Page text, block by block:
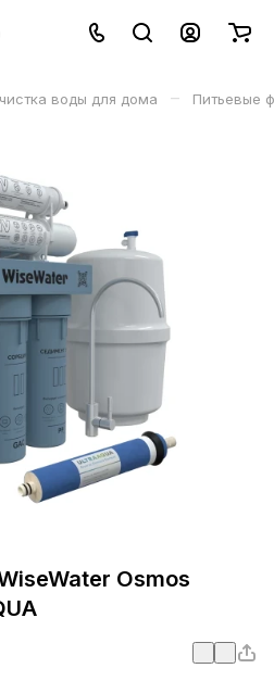
воды для дома – Питьевые
Osmos